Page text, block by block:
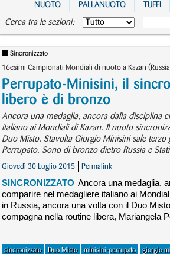
NUOTO PALLANUOTO TUFFI
Cerca tra le sezioni:
Sincronizzato
16esimi Campionati Mondiali di nuoto a Kazan
Perrupato-Minisini, il
libero è di bronzo
Ancora una medaglia, ancora dalla disciplina
italiano ai Mondiali di Kazan. Il nuoto
Duo Misto. Stavolta Giorgio Minisini sale
Perrupato. Sono di bronzo dietro Russia e
Giovedì 30 Luglio 2015 Permalink
SINCRONIZZATO Ancora una medaglia,
comparire nel medagliere italiano ai
in Russia, ancora una volta con il Duo
compagna nella routine libera, Mariangela
sincronizzato Duo Misto minisini-perrupato giorgio